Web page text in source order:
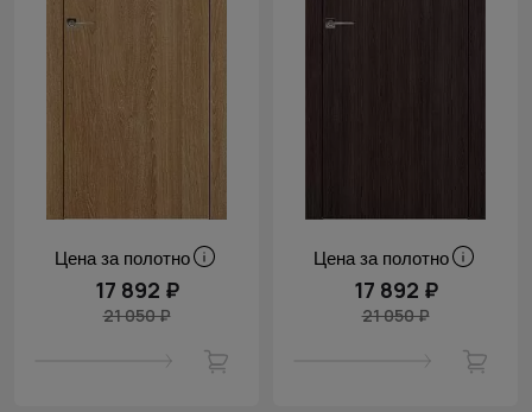
Цена за полотно
17 892 ₽
21 050 ₽
Цена за полотно
17 892 ₽
21 050 ₽